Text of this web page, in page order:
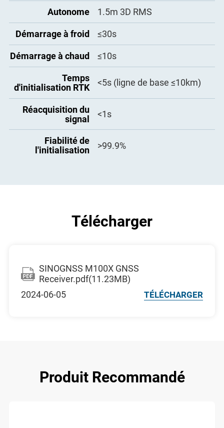
Autonome 1.5m 3D RMS
Démarrage à froid ≤30s
Démarrage à chaud ≤10s
Temps
d'initialisation RTK
<5s (ligne de base ≤10km)
Réacquisition du
signal
<1s
Fiabilité de
l'initialisation
>99.9%
Télécharger
SINOGNSS M100X GNSS
Receiver.pdf(11.23MB)
2024-06-05
TÉLÉCHARGER
Produit Recommandé